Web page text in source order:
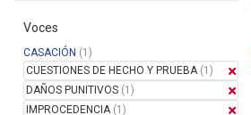
Manual del Usuario
Voces
CASACIÓN (1)
CUESTIONES DE HECHO Y PRUEBA(1)
DAÑOS PUNITIVOS (1)
IMPROCEDENCIA(1)